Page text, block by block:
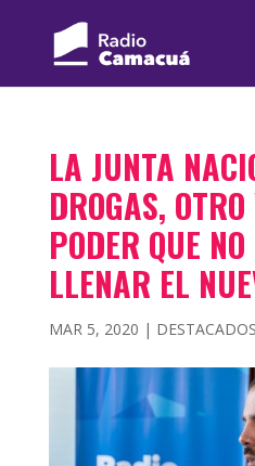
LA JUNTA
DROGAS,
PODER QUE
LLENAR EL
MAR 5, 2020 | DESTACADOS